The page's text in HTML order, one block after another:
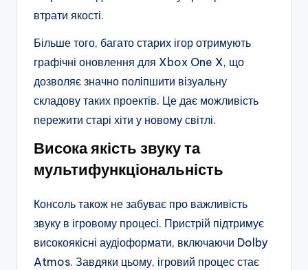
втрати якості.
Більше того, багато старих ігор отримують
графічні оновлення для Xbox One X, що
дозволяє значно поліпшити візуальну
складову таких проектів. Це дає можливість
пережити старі хіти у новому світлі.
Висока якість звуку та
мультифункціональність
Консоль також не забуває про важливість
звуку в ігровому процесі. Пристрій підтримує
високоякісні аудіоформати, включаючи Dolby
Atmos. Завдяки цьому, ігровий процес стає